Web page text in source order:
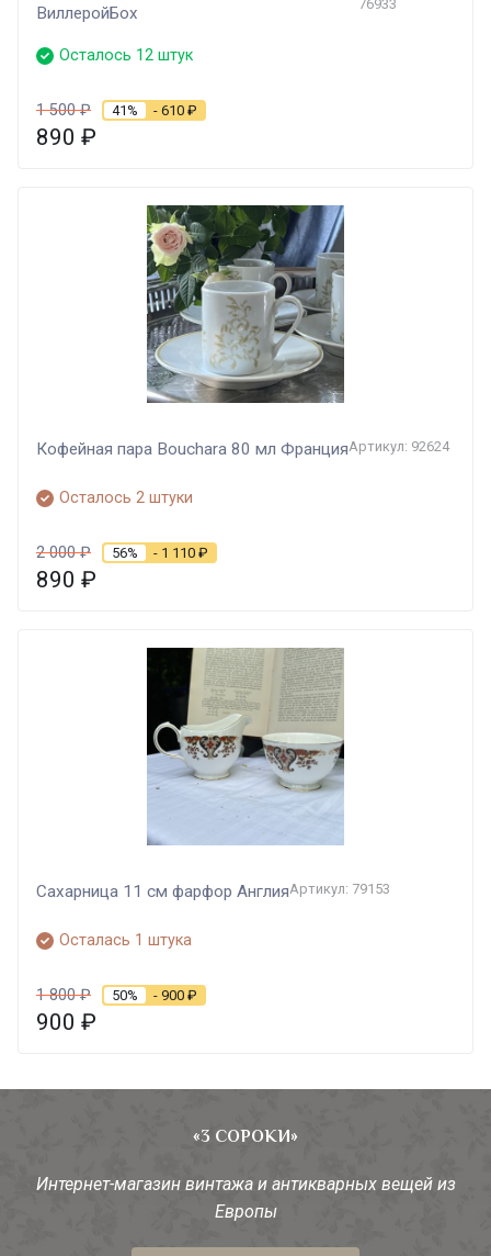
ВиллеройБох
76933
Осталось 12 штук
1 500₽ 41% - 610 ₽
890 ₽
Кофейная пара Bouchara 80 мл ФранцияАртикул: 92624
Осталось 2 штуки
2 000₽ 56% - 1 110 ₽
890 ₽
Сахарница 11 см фарфор АнглияАртикул: 79153
Осталась 1 штука
1 800₽ 50% - 900 ₽
900 ₽
«3 СОРОКИ»
Интернет-магазин винтажа и антикварных вещей из
Европы